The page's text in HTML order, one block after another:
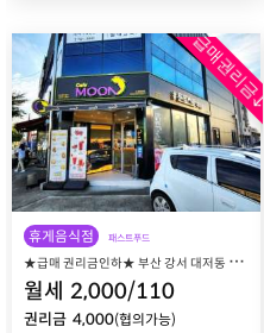
급매권리금↓
휴게음식점 패스트푸드
★
급매 권리금인하★ 부산 강서 대저동 토스트 가게 창업, 프랜차이즈 문토스트 대저점 매장 매매 양도양수
월세 2,000/110
권리금 4,000(협의가능)